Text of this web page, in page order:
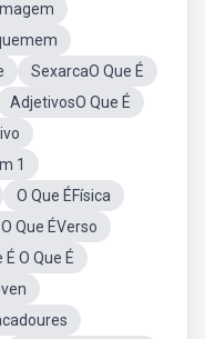
SexarcaO Que É
AdjetivosO Que É
1
O Que ÉFísica
O Que ÉVerso
É O Que É